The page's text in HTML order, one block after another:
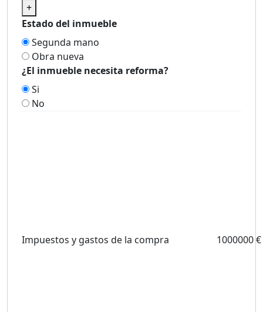
+
Estado del inmueble
Segunda mano
Obra nueva
¿El inmueble necesita reforma?
Si
No
Impuestos y gastos de la compra 1000000 €